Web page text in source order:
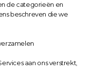
de categorieën en
beschreven die we
aan ons verstrekt,